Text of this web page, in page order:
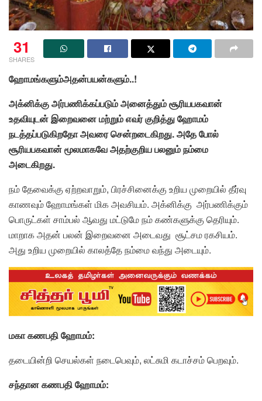
31
SHARES
ஹோமங்களும்அதன்பயன்களும்..!
அக்னிக்குஅர்பணிக்கப்படும்அனைத்தும்சூரியபகவான்
உதவியுடன்இறைவனைமற்றும்எவர்குறித்துஹோமம்
நடத்தப்படுகிறதோஅவரைசென்றடைகிறது.அதேபோல்
சூரியபகவான்மூலமாகவேஅதற்குறியபலனும்நம்மை
அடைகிறது.
நம் தேவைக்கு ஏற்றவாறும், பிரச்சினைக்கு உறிய முறையில் தீர்வு
காணவும் ஹோமங்கள் மிக அவசியம். அக்னிக்கு அர்பணிக்கும்
பொருட்கள் சாம்பல் ஆவது மட்டுமே நம் கண்களுக்கு தெரியும்.
மாறாக அதன் பலன் இறைவனை அடைவது சூட்சம ரகசியம்.
அது உறிய முறையில் காலத்தே நம்மை வந்து அடையும்.
மகா கணபதி ஹோமம்:
தடையின்றி செயல்கள் நடைபெவும், லட்சுமி கடாச்சம் பெறவும்.
சந்தான கணபதி ஹோமம்: